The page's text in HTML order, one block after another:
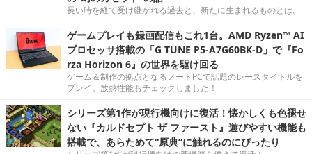
長い時を経て受け継がれる過去と、新たに生まれるものとは。
ゲームプレイも録画配信もこれ1台。AMD Ryzen™ AI
プロセッサ搭載の「G TUNE P5-A7G60BK-D」で『Fo
rza Horizon 6』の世界を駆け回る
ゲーム＆制作の拠点となるノートPCで話題のレースタイトルを
プレイ。放熱性能もチェックしました！
シリーズ第1作が現行機向けに復活！懐かしくも色褪せ
ない『カルドセプト ザ ファースト』遊びやすい機能も
搭載で、あらためて“原典”に触れるのにぴったり